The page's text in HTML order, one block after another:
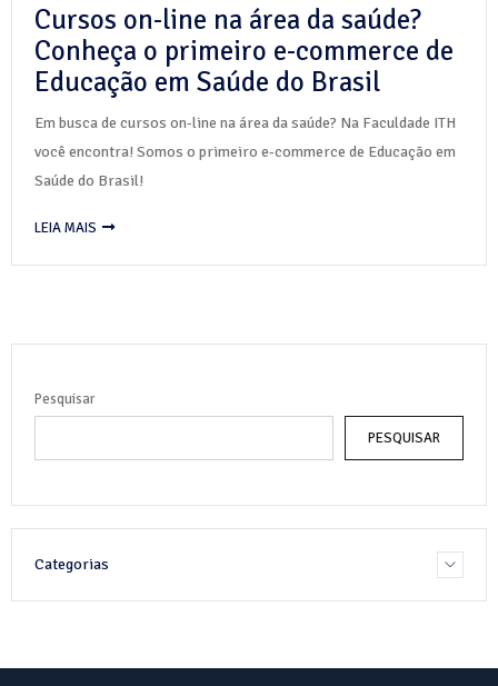
Cursos on-line na área da saúde?
Conheça o primeiro e-commerce de
Educação em Saúde do Brasil
Em busca de cursos on-line na área da saúde? Na Faculdade ITH
você encontra! Somos o primeiro e-commerce de Educação em
Saúde do Brasil!
LEIA MAIS
Pesquisar
PESQUISAR
Categorias